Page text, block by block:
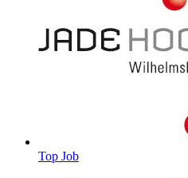
Top Job